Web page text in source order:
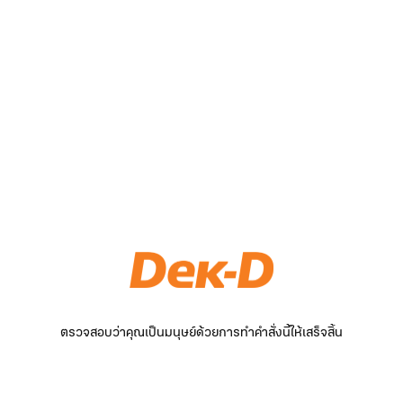
ตรวจสอบว่าคุณเป็นมนุษย์ด้วยการทำคำสั่งนี้ให้เสร็จสิ้น